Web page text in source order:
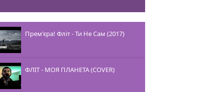
Прем'єра! Фліт - Ти Не Сам (2017)
ФЛІТ - МОЯ ПЛАНЕТА (COVER)